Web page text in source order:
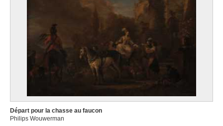
Départ pour la chasse au faucon
Philips Wouwerman